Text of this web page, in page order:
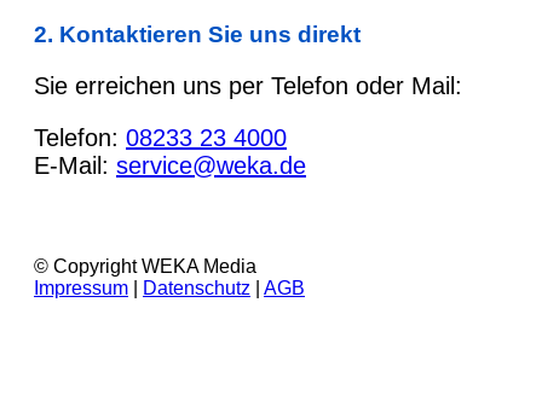
2. Kontaktieren Sie uns direkt
Sie erreichen uns per Telefon oder Mail:
Telefon: 08233 23 4000
E-Mail: service@weka.de
© Copyright WEKA Media
Impressum
Datenschutz AGB